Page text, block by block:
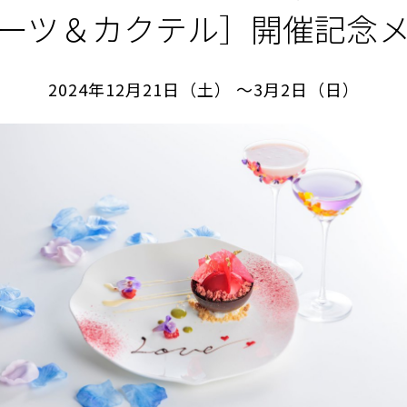
ツ＆カクテル］開催記念
2024年12月21日（土） ～3月2日（日）